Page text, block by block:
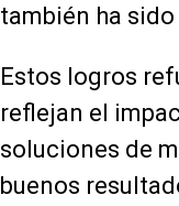
también ha
Estos logros
reflejan el
soluciones de
buenos